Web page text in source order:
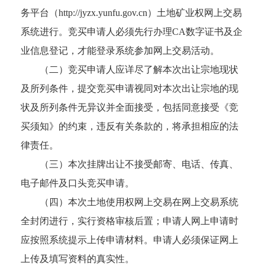
务平台（http://jyzx.yunfu.gov.cn）土地矿业权网上交易
系统进行。竞买申请人必须先行办理CA数字证书及企
业信息登记，才能登录系统参加网上交易活动。
（二）竞买申请人应详尽了解本次出让宗地现状
及所列条件，提交竞买申请视同对本次出让宗地的现
状及所列条件无异议并全面接受，包括同意接受《竞
买须知》的约束，违反有关条款的，将承担相应的法
律责任。
（三）本次挂牌出让不接受邮寄、电话、传真、
电子邮件及口头竞买申请。
（四）本次土地使用权网上交易在网上交易系统
全封闭进行，实行资格审核后置；申请人网上申请时
应按照系统提示上传申请材料。申请人必须保证网上
上传及填写资料的真实性。